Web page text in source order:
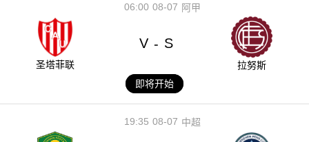
08-07
06:00 阿甲
圣塔菲联
V - S
拉努斯
即将开始
08-07
19:35 中超